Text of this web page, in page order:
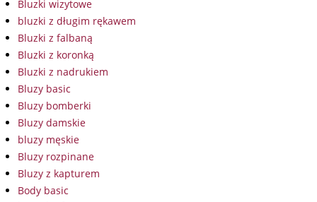
Bluzki wizytowe
bluzki z długim rękawem
Bluzki z falbaną
Bluzki z koronką
Bluzki z nadrukiem
Bluzy basic
Bluzy bomberki
Bluzy damskie
bluzy męskie
Bluzy rozpinane
Bluzy z kapturem
Body basic